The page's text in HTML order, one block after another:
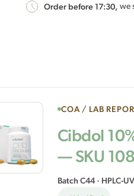
Order before 17:30, we
COA / LAB
Cibdol
— SKU
Batch C44 · HPLC-